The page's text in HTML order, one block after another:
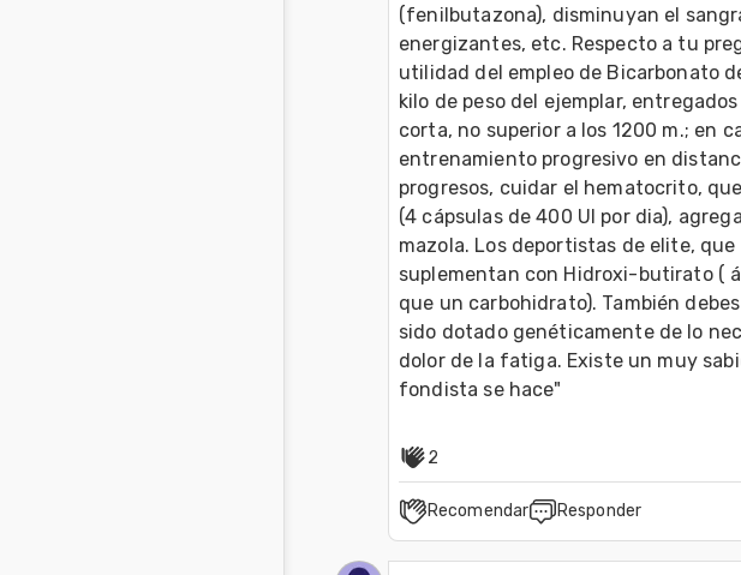
(fenilbutazona), disminuyan el
energizantes, etc. Respecto a tu
utilidad del empleo de Bicarbonato
kilo de peso del ejemplar,
corta, no superior a los 1200 m.; en
entrenamiento progresivo en
progresos, cuidar el hematocrito,
(4 cápsulas de 400 UI por dia),
mazola. Los deportistas de elite,
suplementan con Hidroxi-butirato (
que un carbohidrato). También
sido dotado genéticamente de lo
dolor de la fatiga. Existe un muy
fondista se hace"
2
Recomendar Responder